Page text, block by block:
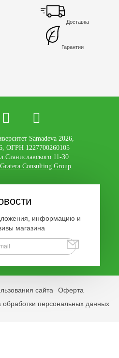
Доставка
Гарантии
Samadeva 2026,
ОГРН 1227700260105
11-30
Consulting Group
информацию и
магазина
сайта
Оферта
обработки персональных данных